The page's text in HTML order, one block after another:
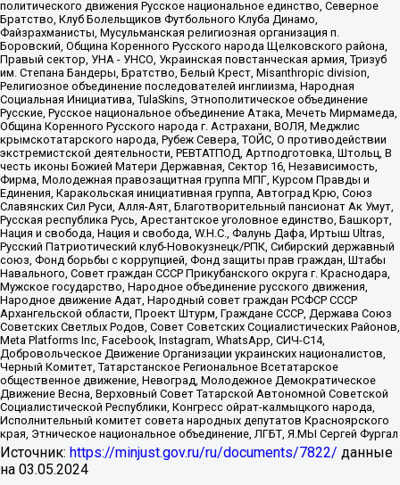
политического движения Русское национальное единство, Северное
Братство, Клуб Болельщиков Футбольного Клуба Динамо,
Файзрахманисты, Мусульманская религиозная организация п.
Боровский, Община Коренного Русского народа Щелковского района,
Правый сектор, УНА - УНСО, Украинская повстанческая армия, Тризуб
им. Степана Бандеры, Братство, Белый Крест, Misanthropic division,
Религиозное объединение последователей инглиизма, Народная
Социальная Инициатива, TulaSkins, Этнополитическое объединение
Русские, Русское национальное объединение Атака, Мечеть Мирмамеда,
Община Коренного Русского народа г. Астрахани, ВОЛЯ, Меджлис
крымскотатарского народа, Рубеж Севера, ТОЙС, О противодействии
экстремистской деятельности, РЕВТАТПОД, Артподготовка, Штольц, В
честь иконы Божией Матери Державная, Сектор 16, Независимость,
Фирма, Молодежная правозащитная группа МПГ, Курсом Правды и
Единения, Каракольская инициативная группа, Автоград Крю, Союз
Славянских Сил Руси, Алля-Аят, Благотворительный пансионат Ак Умут,
Русская республика Русь, Арестантское уголовное единство, Башкорт,
Нация и свобода, Нация и свобода, W.H.С., Фалунь Дафа, Иртыш Ultras,
Русский Патриотический клуб-Новокузнецк/РПК, Сибирский державный
союз, Фонд борьбы с коррупцией, Фонд защиты прав граждан, Штабы
Навального, Совет граждан СССР Прикубанского округа г. Краснодара,
Мужское государство, Народное объединение русского движения,
Народное движение Адат, Народный совет граждан РСФСР СССР
Архангельской области, Проект Штурм, Граждане СССР, Держава Союз
Советских Светлых Родов, Совет Советских Социалистических Районов,
Meta Platforms Inc, Facebook, Instagram, WhatsApp, СИЧ-С14,
Добровольческое Движение Организации украинских националистов,
Черный Комитет, Татарстанское Региональное Всетатарское
общественное движение, Невоград, Молодежное Демократическое
Движение Весна, Верховный Совет Татарской Автономной Советской
Социалистической Республики, Конгресс ойрат-калмыцкого народа,
Исполнительный комитет совета народных депутатов Красноярского
края, Этническое национальное объединение, ЛГБТ, Я.МЫ Сергей Фургал
Источник: https://minjust.gov.ru/ru/documents/7822/ данные
на 03.05.2024